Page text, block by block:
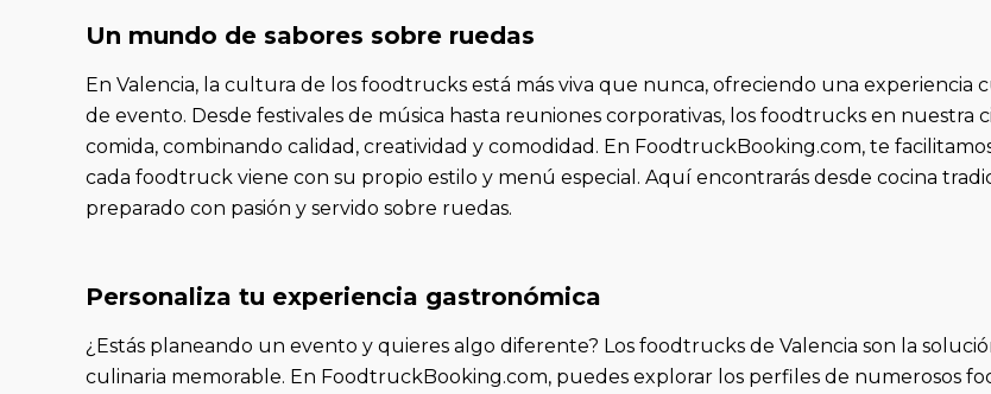
Un mundo de sabores sobre ruedas
En Valencia, la cultura de los foodtrucks está más viva que nunca, ofreciendo una experiencia
de evento. Desde festivales de música hasta reuniones corporativas, los foodtrucks en
comida, combinando calidad, creatividad y comodidad. En FoodtruckBooking.com, te
cada foodtruck viene con su propio estilo y menú especial. Aquí encontrarás desde cocina
preparado con pasión y servido sobre ruedas.
Personaliza tu experiencia gastronómica
¿Estás planeando un evento y quieres algo diferente? Los foodtrucks de Valencia son la
culinaria memorable. En FoodtruckBooking.com, puedes explorar los perfiles de numerosos